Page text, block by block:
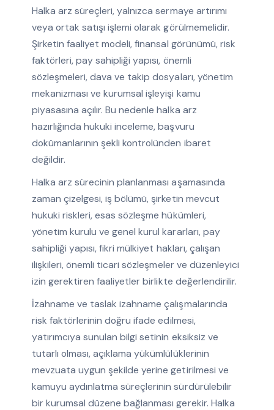
Halka arz süreçleri, yalnızca sermaye artırımı
veya ortak satışı işlemi olarak görülmemelidir.
Şirketin faaliyet modeli, finansal görünümü, risk
faktörleri, pay sahipliği yapısı, önemli
sözleşmeleri, dava ve takip dosyaları, yönetim
mekanizması ve kurumsal işleyişi kamu
piyasasına açılır. Bu nedenle halka arz
hazırlığında hukuki inceleme, başvuru
dokümanlarının şekli kontrolünden ibaret
değildir.
Halka arz sürecinin planlanması aşamasında
zaman çizelgesi, iş bölümü, şirketin mevcut
hukuki riskleri, esas sözleşme hükümleri,
yönetim kurulu ve genel kurul kararları, pay
sahipliği yapısı, fikri mülkiyet hakları, çalışan
ilişkileri, önemli ticari sözleşmeler ve düzenleyici
izin gerektiren faaliyetler birlikte değerlendirilir.
İzahname ve taslak izahname çalışmalarında
risk faktörlerinin doğru ifade edilmesi,
yatırımcıya sunulan bilgi setinin eksiksiz ve
tutarlı olması, açıklama yükümlülüklerinin
mevzuata uygun şekilde yerine getirilmesi ve
kamuyu aydınlatma süreçlerinin sürdürülebilir
bir kurumsal düzene bağlanması gerekir. Halka